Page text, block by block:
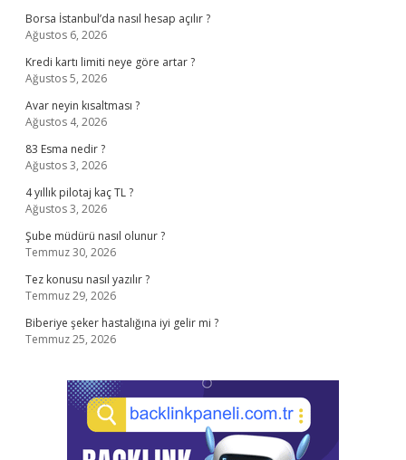
Borsa İstanbul’da nasıl hesap açılır ?
Ağustos 6, 2026
Kredi kartı limiti neye göre artar ?
Ağustos 5, 2026
Avar neyin kısaltması ?
Ağustos 4, 2026
83 Esma nedir ?
Ağustos 3, 2026
4 yıllık pilotaj kaç TL ?
Ağustos 3, 2026
Şube müdürü nasıl olunur ?
Temmuz 30, 2026
Tez konusu nasıl yazılır ?
Temmuz 29, 2026
Biberiye şeker hastalığına iyi gelir mi ?
Temmuz 25, 2026